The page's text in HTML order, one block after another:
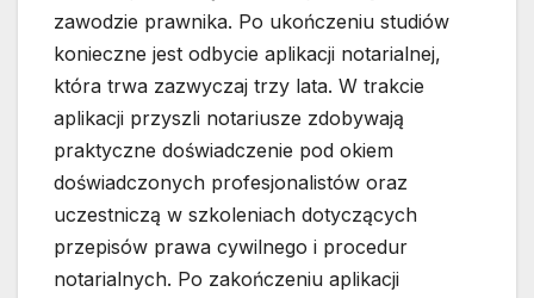
zawodzie prawnika. Po ukończeniu studiów
konieczne jest odbycie aplikacji notarialnej,
która trwa zazwyczaj trzy lata. W trakcie
aplikacji przyszli notariusze zdobywają
praktyczne doświadczenie pod okiem
doświadczonych profesjonalistów oraz
uczestniczą w szkoleniach dotyczących
przepisów prawa cywilnego i procedur
notarialnych. Po zakończeniu aplikacji